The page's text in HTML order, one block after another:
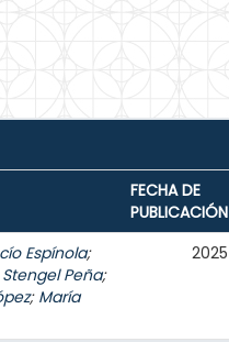
FECHA DE
PUBLICACIÓN
Espínola;
Peña;
; María
2025